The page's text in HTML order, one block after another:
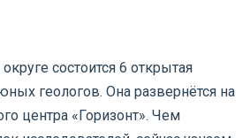
состоится 6 открытая
геологов. Она развернётся на
центра «Горизонт». Чем